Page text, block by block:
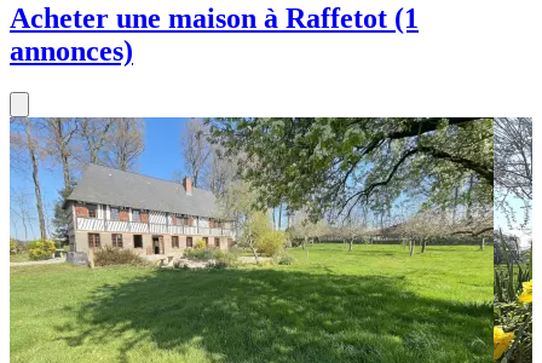
Acheter une maison à Raffetot (1
annonces)